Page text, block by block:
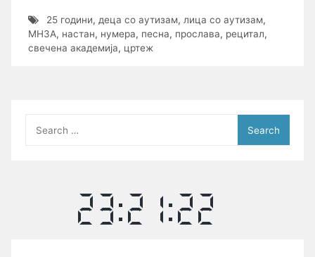
25 години, деца со аутизам, лица со аутизам,
МНЗА, настан, нумера, песна, прослава, рецитал,
свечена академија, цртеж
for: